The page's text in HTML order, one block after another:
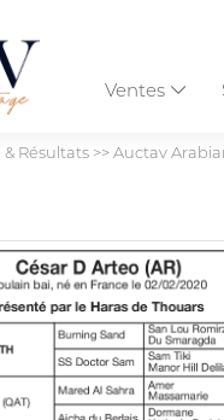
Ventes
Résultats>>Auctav